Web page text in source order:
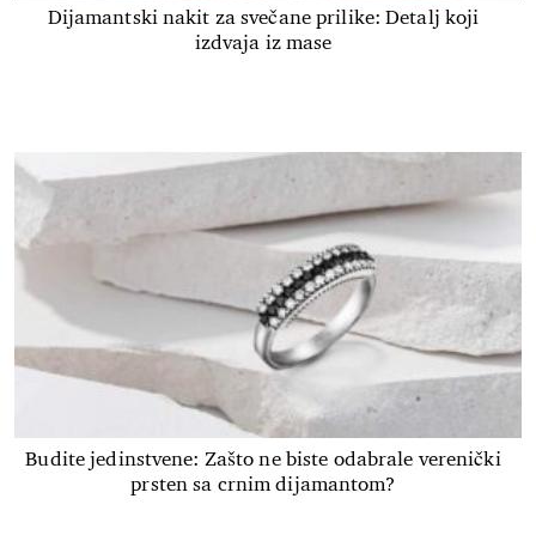
Dijamantski nakit za svečane prilike: Detalj koji
izdvaja iz mase
Budite jedinstvene: Zašto ne biste odabrale verenički
prsten sa crnim dijamantom?